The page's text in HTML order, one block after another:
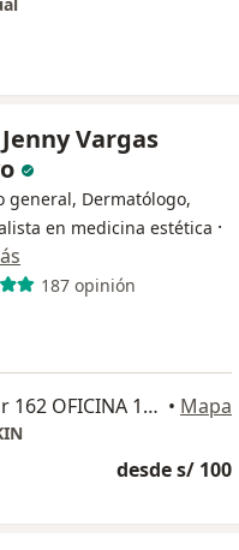
Vargas
general, Dermatólogo,
en medicina estética ·
187 opinión
Calle Grimaldo del Solar 162 OFICINA 1003, Miraflores • Mapa
desde s/ 100